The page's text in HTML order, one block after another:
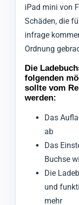
iPad mini von
Schäden, die
infrage
Ordnung
Die
folgenden
sollte vom
werden:
Das
ab
Das
Buchse
Die
und
mehr